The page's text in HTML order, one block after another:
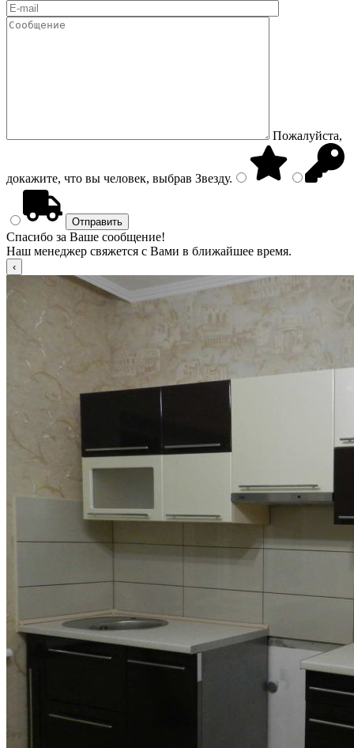
Пожалуйста,
докажите, что вы человек, выбрав Звезду.
Спасибо за Ваше сообщение!
Наш менеджер свяжется с Вами в ближайшее время.